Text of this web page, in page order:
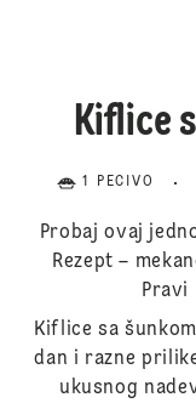
Kiflice
1 PECIVO
Probaj ovaj
Rezept –
Kiflice sa
dan i razne
ukusnog